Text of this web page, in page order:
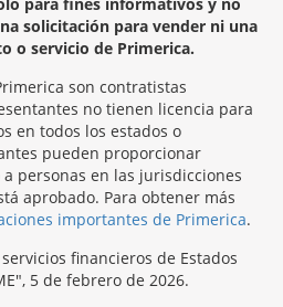
solicitación para vender ni una
o servicio de Primerica.
son contratistas
no tienen licencia para
en todos los estados o
pueden proporcionar
personas en las jurisdicciones
aprobado. Para obtener más
importantes de Primerica.
financieros de Estados
5 de febrero de 2026.